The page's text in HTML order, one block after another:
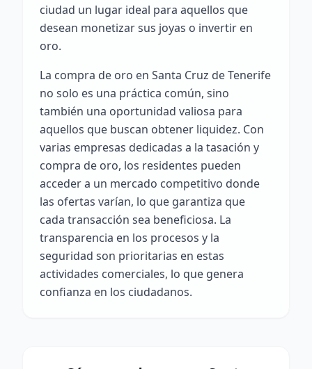
ciudad un lugar ideal para aquellos que
desean monetizar sus joyas o invertir en
oro.
La compra de oro en Santa Cruz de Tenerife
no solo es una práctica común, sino
también una oportunidad valiosa para
aquellos que buscan obtener liquidez. Con
varias empresas dedicadas a la tasación y
compra de oro, los residentes pueden
acceder a un mercado competitivo donde
las ofertas varían, lo que garantiza que
cada transacción sea beneficiosa. La
transparencia en los procesos y la
seguridad son prioritarias en estas
actividades comerciales, lo que genera
confianza en los ciudadanos.